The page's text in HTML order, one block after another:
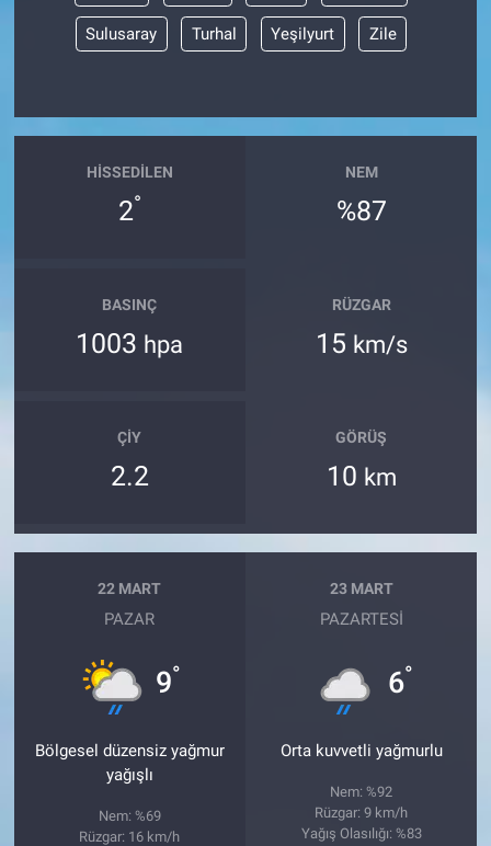
Sulusaray Turhal Yeşilyurt Zile
HISSEDILEN
2°
NEM
%87
BASINÇ
1003 hpa
RÜZGAR
15 km/s
ÇIY
2.2
GÖRÜŞ
10 km
22 MART
PAZAR
9°
Bölgesel düzensiz yağmur
yağışlı
Nem: %69
Rüzgar: 16 km/h
23 MART
PAZARTESI
6°
Orta kuvvetli yağmurlu
Nem: %92
Rüzgar: 9 km/h
Yağış Olasılığı: %83
Güvenlik